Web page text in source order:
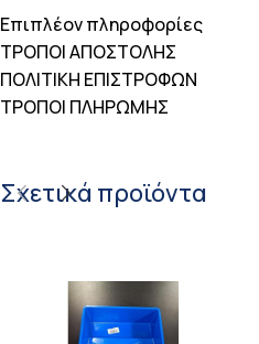
Επιπλέον πληροφορίες
ΤΡΟΠΟΙ ΑΠΟΣΤΟΛΗΣ
ΠΟΛΙΤΙΚΗ ΕΠΙΣΤΡΟΦΩΝ
ΤΡΟΠΟΙ ΠΛΗΡΩΜΗΣ
Σχετικά προϊόντα